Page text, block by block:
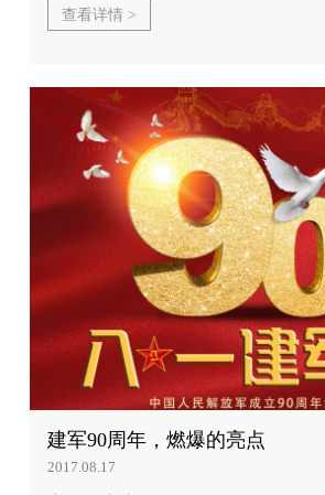
查看详情 >
建军90周年，燃爆的亮点
2017.08.17